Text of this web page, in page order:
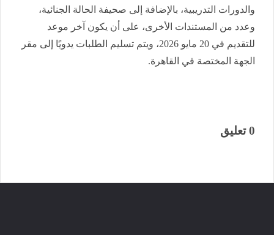
والدورات التدريبية، بالإضافة إلى صحيفة الحالة الجنائية،
وعدد من المستندات الأخرى، على أن يكون آخر موعد
للتقديم في 20 مايو 2026، ويتم تسليم الطلبات يدويًا إلى مقر
الجهة المختصة في القاهرة.
0 تعليق